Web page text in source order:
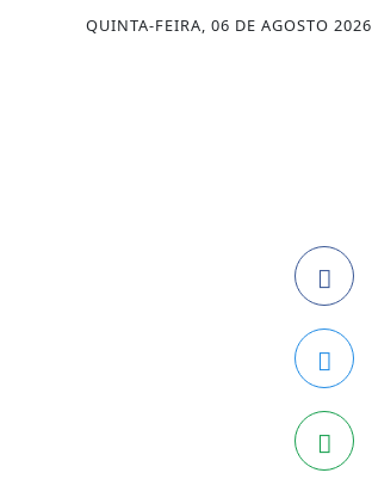
QUINTA-FEIRA, 06 DE AGOSTO 2026